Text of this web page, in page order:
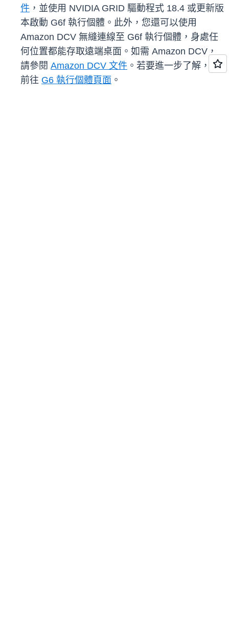
件 ，並使用 NVIDIA GRID 驅動程式 18.4 或更新版
本啟動 G6f 執行個體。此外，您還可以使用
Amazon DCV 無縫連線至 G6f 執行個體，身處任
何位置都能存取遠端桌面。如需 Amazon DCV，
請參閱 Amazon DCV 文件 。若要進一步了解，請
前往 G6 執行個體頁面 。